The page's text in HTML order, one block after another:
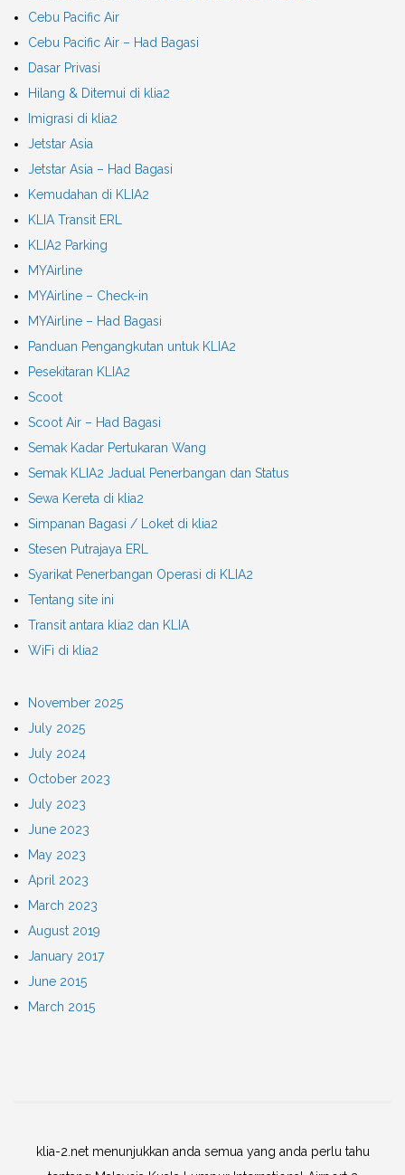
Cebu Pacific Air
Cebu Pacific Air – Had Bagasi
Dasar Privasi
Hilang & Ditemui di klia2
Imigrasi di klia2
Jetstar Asia
Jetstar Asia – Had Bagasi
Kemudahan di KLIA2
KLIA Transit ERL
KLIA2 Parking
MYAirline
MYAirline – Check-in
MYAirline – Had Bagasi
Panduan Pengangkutan untuk KLIA2
Pesekitaran KLIA2
Scoot
Scoot Air – Had Bagasi
Semak Kadar Pertukaran Wang
Semak KLIA2 Jadual Penerbangan dan Status
Sewa Kereta di klia2
Simpanan Bagasi / Loket di klia2
Stesen Putrajaya ERL
Syarikat Penerbangan Operasi di KLIA2
Tentang site ini
Transit antara klia2 dan KLIA
WiFi di klia2
November 2025
July 2025
July 2024
October 2023
July 2023
June 2023
May 2023
April 2023
March 2023
August 2019
January 2017
June 2015
March 2015
klia-2.net menunjukkan anda semua yang anda perlu tahu